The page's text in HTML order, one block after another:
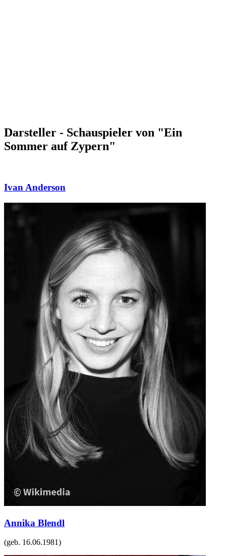
Darsteller - Schauspieler von "Ein
Sommer auf Zypern"
Ivan Anderson
Annika Blendl
(geb. 16.06.1981)